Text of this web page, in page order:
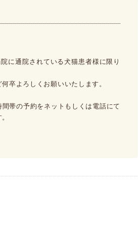
に通院されている犬猫患者様に限り
卒よろしくお願いいたします。
帯の予約をネットもしくは電話にて